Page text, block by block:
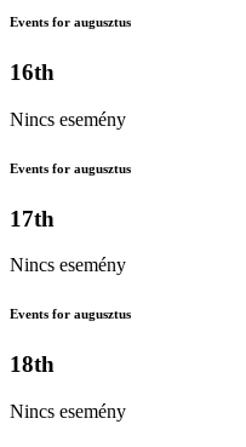
Events for augusztus
16th
Nincs esemény
Events for augusztus
17th
Nincs esemény
Events for augusztus
18th
Nincs esemény